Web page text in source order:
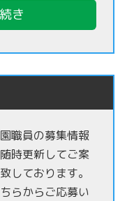
き
職員の募集情報
時更新してご案
しております。
らからご応募い